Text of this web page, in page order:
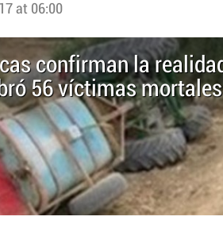
at 06:00
confirman la
56 víctimas